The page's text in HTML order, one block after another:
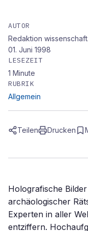
Keilschriften
AUTOR
Redaktion
01. Juni 1998
LESEZEIT
1 Minute
RUBRIK
Allgemein
Teilen Drucken
Holografische
archäologischer
Experten in aller
entziffern.